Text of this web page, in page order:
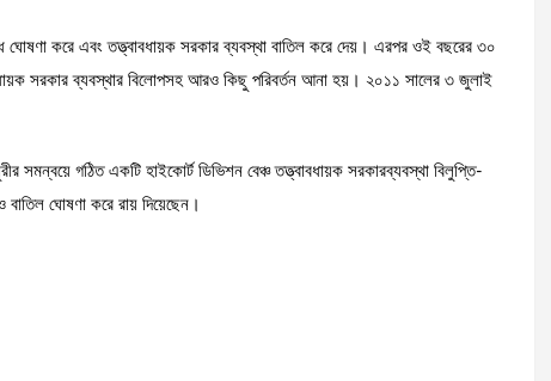
করে এবং তত্ত্বাবধায়ক সরকার ব্যবস্থা বাতিল করে দেয়। এরপর ওই বছরের ৩০
সরকার ব্যবস্থার বিলোপসহ আরও কিছু পরিবর্তন আনা হয়। ২০১১ সালের ৩ জুলাই
সমন্বয়ে গঠিত একটি হাইকোর্ট ডিভিশন বেঞ্চ তত্ত্বাবধায়ক সরকারব্যবস্থা বিলুপ্তি-
ঘোষণা করে রায় দিয়েছেন।